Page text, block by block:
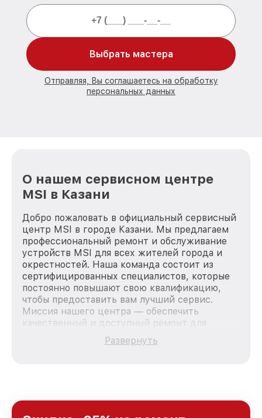
Выбрать мастера
Отправляя, Вы соглашаетесь на обработку
персональных данных
О нашем сервисном центре
MSI в Казани
Добро пожаловать в официальный сервисный
центр MSI в городе Казани. Мы предлагаем
профессиональный ремонт и обслуживание
устройств MSI для всех жителей города и
окрестностей. Наша команда состоит из
сертифицированных специалистов, которые
постоянно повышают свою квалификацию,
чтобы предоставить вам лучший сервис.
Миссия нашего центра — обеспечить
качественный и доступный ремонт для
каждого пользователя продукции MSI, вне
зависимости от сложности поломки. Мы
Развернуть